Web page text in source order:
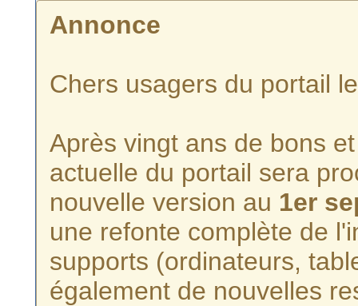
Annonce
Chers usagers du portail
Après vingt ans de bons
actuelle du portail sera
nouvelle version au 1er
une refonte complète de
supports (ordinateurs,
également de nouvelles